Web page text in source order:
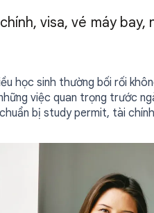
visa, vé máy
học sinh thường bối rối
việc quan trọng trước
bị study permit, tài